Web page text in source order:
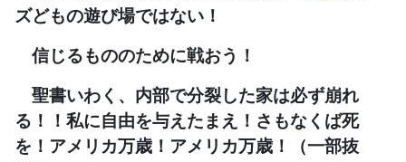
ズどもの遊び場ではない！
信じるもののために戦おう！
聖書いわく、内部で分裂した家は必ず崩れ
る！！私に自由を与えたまえ！さもなくば死
を！アメリカ万歳！アメリカ万歳！（一部抜